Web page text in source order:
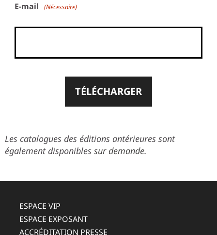
E-mail (Nécessaire)
Les catalogues des éditions antérieures sont
également disponibles sur demande.
ESPACE VIP
ESPACE EXPOSANT
ACCRÉDITATION PRESSE